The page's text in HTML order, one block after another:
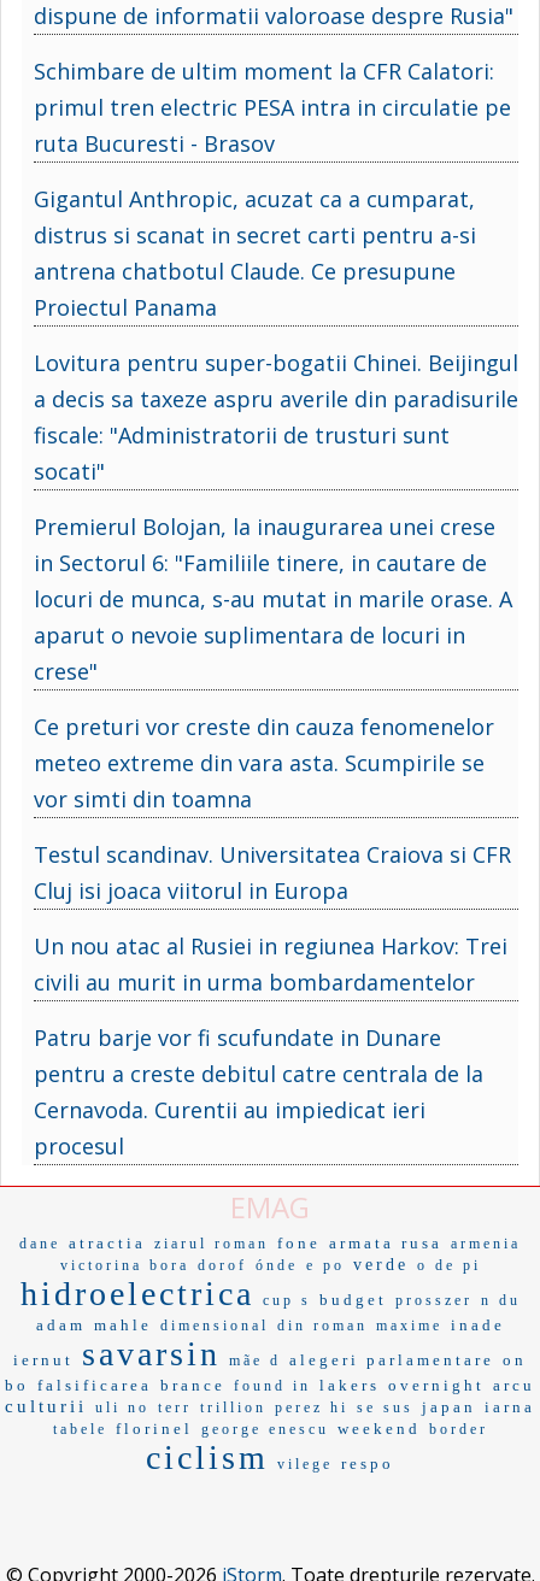
dispune de informatii valoroase despre Rusia"
Schimbare de ultim moment la CFR Calatori:
primul tren electric PESA intra in circulatie pe
ruta Bucuresti - Brasov
Gigantul Anthropic, acuzat ca a cumparat,
distrus si scanat in secret carti pentru a-si
antrena chatbotul Claude. Ce presupune
Proiectul Panama
Lovitura pentru super-bogatii Chinei. Beijingul
a decis sa taxeze aspru averile din paradisurile
fiscale: "Administratorii de trusturi sunt
socati"
Premierul Bolojan, la inaugurarea unei crese
in Sectorul 6: "Familiile tinere, in cautare de
locuri de munca, s-au mutat in marile orase. A
aparut o nevoie suplimentara de locuri in
crese"
Ce preturi vor creste din cauza fenomenelor
meteo extreme din vara asta. Scumpirile se
vor simti din toamna
Testul scandinav. Universitatea Craiova si CFR
Cluj isi joaca viitorul in Europa
Un nou atac al Rusiei in regiunea Harkov: Trei
civili au murit in urma bombardamentelor
Patru barje vor fi scufundate in Dunare
pentru a creste debitul catre centrala de la
Cernavoda. Curentii au impiedicat ieri
procesul
EMAG
dane atractia ziarul roman fone armata rusa
armenia
victorina bora
dorof ónde e po verde o de pi
hidroelectrica cup s budget prosszer n du
adam mahle dimensional din roman maxime
inade
iernut
savarsin mãe d alegeri parlamentare
on
bo
falsificarea brance found in lakers overnight arcu
culturii uli no terr trillion perez hi se sus japan iarna
tabele florinel george enescu weekend border
ciclism vilege respo
© Copyright 2000-2026 iStorm. Toate drepturile rezervate.